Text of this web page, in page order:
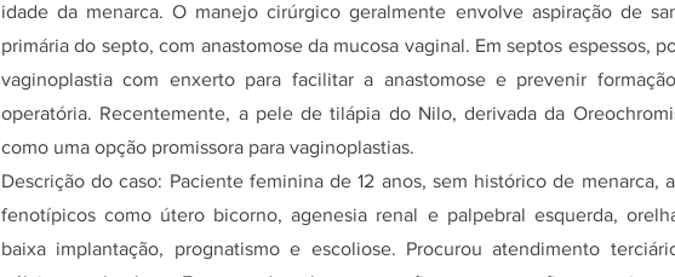
idade da menarca. O manejo cirúrgico geralmente envolve aspiração de
primária do septo, com anastomose da mucosa vaginal. Em septos espessos,
vaginoplastia com enxerto para facilitar a anastomose e prevenir
operatória. Recentemente, a pele de tilápia do Nilo, derivada da
como uma opção promissora para vaginoplastias.
Descrição do caso: Paciente feminina de 12 anos, sem histórico de menarca,
fenotípicos como útero bicorno, agenesia renal e palpebral esquerda,
baixa implantação, prognatismo e escoliose. Procurou atendimento